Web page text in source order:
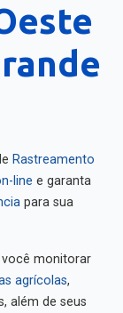
Rastreamento
line e garanta
para sua
monitorar
agrícolas,
além de seus